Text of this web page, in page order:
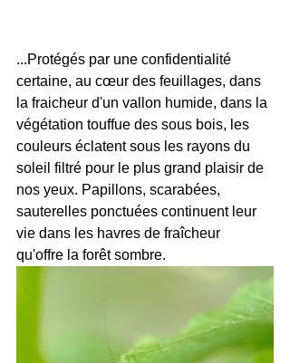
...Protégés par une confidentialité
certaine, au cœur des feuillages, dans
la fraicheur d'un vallon humide, dans la
végétation touffue des sous bois, les
couleurs éclatent sous les rayons du
soleil filtré pour le plus grand plaisir de
nos yeux. Papillons, scarabées,
sauterelles ponctuées continuent leur
vie dans les havres de fraîcheur
qu'offre la forêt sombre.